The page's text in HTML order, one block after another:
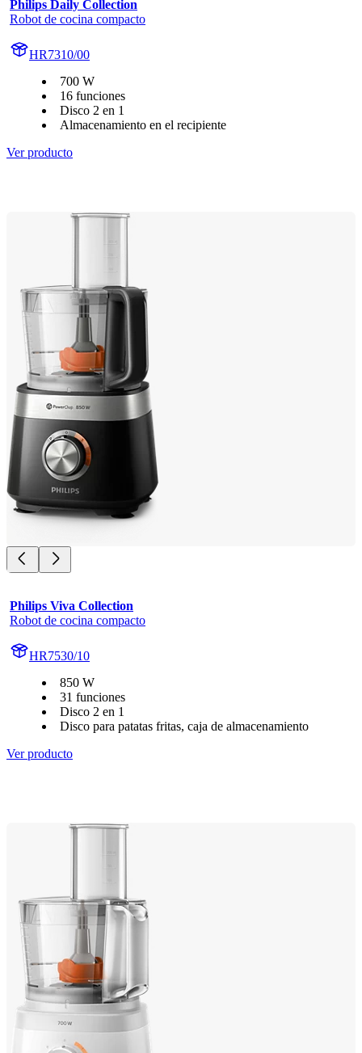
Philips Daily Collection
Robot de cocina compacto
HR7310/00
700 W
16 funciones
Disco 2 en 1
Almacenamiento en el recipiente
Ver producto
Philips Viva Collection
Robot de cocina compacto
HR7530/10
850 W
31 funciones
Disco 2 en 1
Disco para patatas fritas, caja de almacenamiento
Ver producto